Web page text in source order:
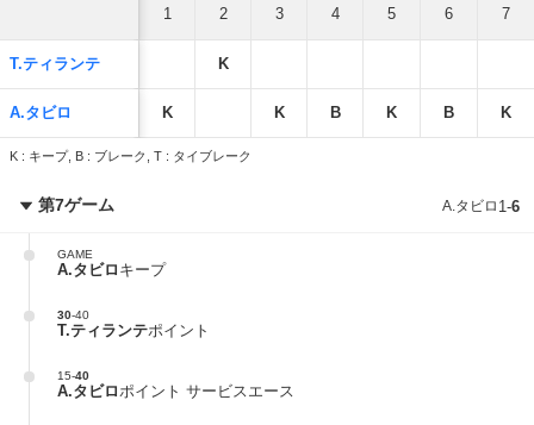
1 2 3 4 5 6 7
T.ティランテ K
A.タビロ K K B K B K
K : キープ, B : ブレーク, T : タイブレーク
第7ゲーム A.タビロ 1-6
GAME
A.タビロ キープ
30-40
T.ティランテポイント
15-40
A.タビロポイント サービスエース